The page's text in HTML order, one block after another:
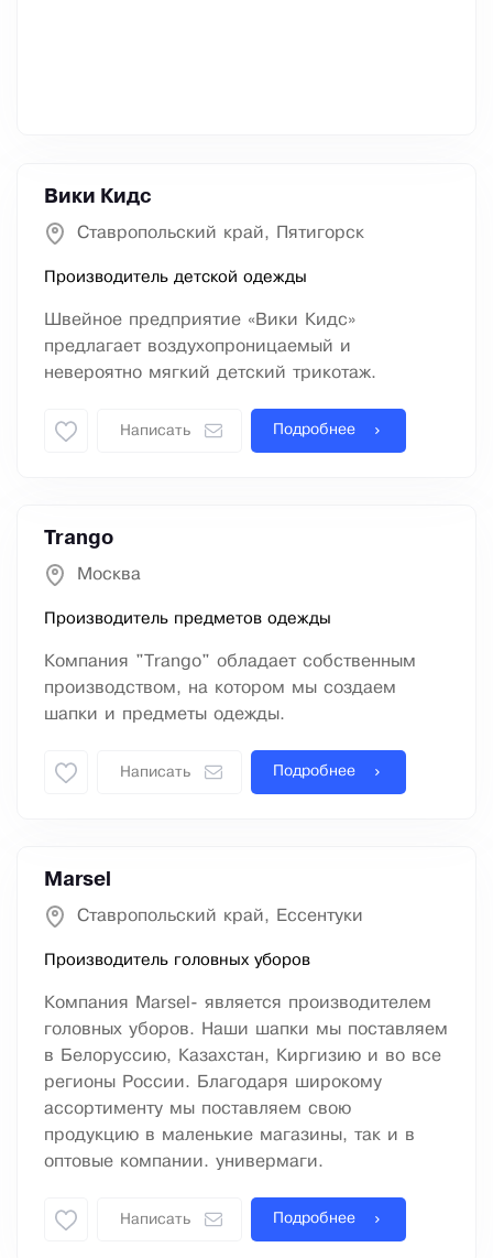
Вики Кидс
Ставропольский край, Пятигорск
Производитель детской одежды
Швейное предприятие «Вики Кидс»
предлагает воздухопроницаемый и
невероятно мягкий детский трикотаж.
Написать Подробнее
Trango
Москва
Производитель предметов одежды
Компания "Trango" обладает собственным
производством, на котором мы создаем
шапки и предметы одежды.
Написать Подробнее
Marsel
Ставропольский край, Ессентуки
Производитель головных уборов
Компания Marsel- является производителем
головных уборов. Наши шапки мы поставляем
в Белоруссию, Казахстан, Киргизию и во все
регионы России. Благодаря широкому
ассортименту мы поставляем свою
продукцию в маленькие магазины, так и в
оптовые компании. универмаги.
Написать Подробнее